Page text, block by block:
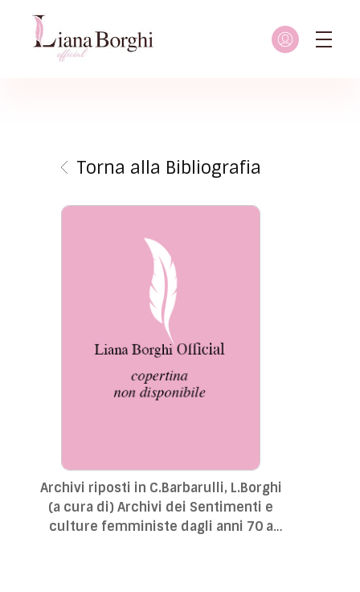
Torna alla Bibliografia
Archivi riposti in C.Barbarulli, L.Borghi
(a cura di) Archivi dei Sentimenti e
culture femministe dagli anni 70 a